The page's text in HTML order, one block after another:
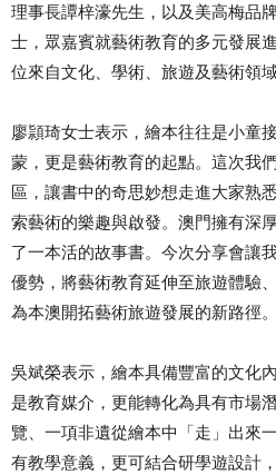
理事長譚梓濠先生，以及美高梅品
士，眾嘉賓就藝術教育的多元發展
位來自文化、學術、旅遊及藝術領
廖頴琦女士表示，繪本往往是小童
蒙，更是藝術教育的起點。這次我
區，讓書中的奇思妙想走進大家熟
索藝術的樂趣與啟發。澳門擁有深
了一本活的故事書。今次分享會讓
優勢，將藝術教育延伸至旅遊體驗
為本澳開拓藝術旅遊發展的新路徑。
吳斌榮表示，繪本具備豐富的文化
是教育媒介，更能轉化為具有市場
覽、一項非遺從繪本中「走」出來
有教學意義，更可結合研學遊設計